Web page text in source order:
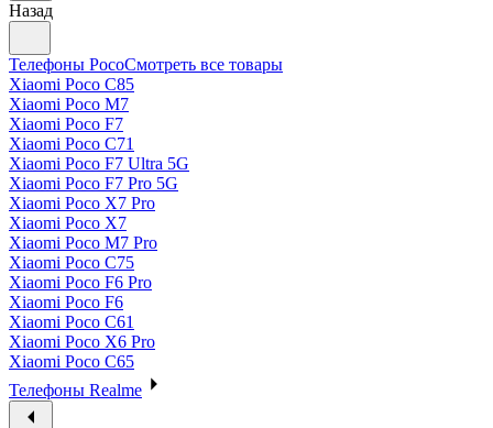
Назад
Телефоны PocoСмотреть все товары
Xiaomi Poco C85
Xiaomi Poco M7
Xiaomi Poco F7
Xiaomi Poco C71
Xiaomi Poco F7 Ultra 5G
Xiaomi Poco F7 Pro 5G
Xiaomi Poco X7 Pro
Xiaomi Poco X7
Xiaomi Poco M7 Pro
Xiaomi Poco C75
Xiaomi Poco F6 Pro
Xiaomi Poco F6
Xiaomi Poco C61
Xiaomi Poco X6 Pro
Xiaomi Poco C65
Телефоны Realme